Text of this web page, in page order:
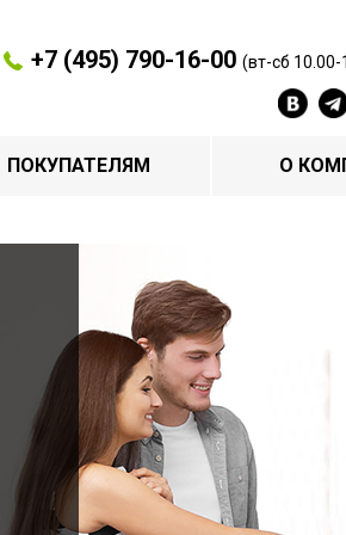
+7 (495) 790-16-00 (вт-сб 10.00-
ПОКУПАТЕЛЯМ О